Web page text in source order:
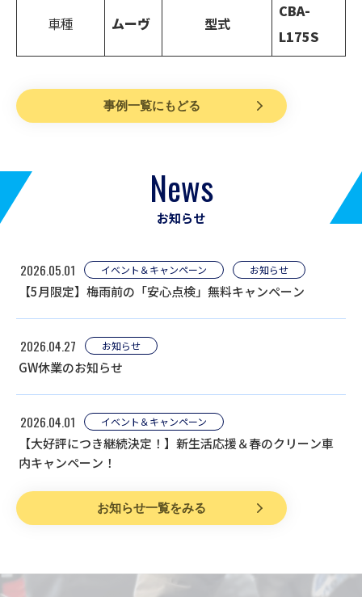
車種 ムーヴ 型式
CBA-
L175S
事例一覧にもどる
News
お知らせ
2026.05.01 イベント＆キャンペーン お知らせ
【5月限定】梅雨前の「安心点検」無料キャンペーン
2026.04.27 お知らせ
GW休業のお知らせ
2026.04.01 イベント＆キャンペーン
【大好評につき継続決定！】新生活応援＆春のクリーン車
内キャンペーン！
お知らせ一覧をみる